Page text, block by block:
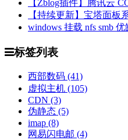
【Zblog插件】腾讯云
【持续更新】宝塔面板
windows 挂载 nfs smb 优
标签列表
西部数码 (41)
虚拟主机 (105)
CDN (3)
伪静态 (5)
imap (8)
网易闪电邮 (4)